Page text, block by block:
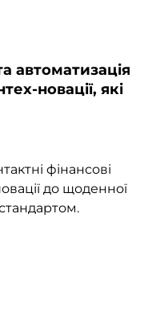
автоматизація
новації, які
фінансові
до щоденної